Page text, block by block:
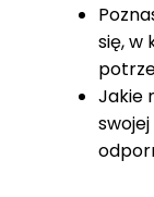
się, w
Jakie